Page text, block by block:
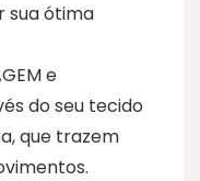
sua ótima
e
do seu tecido
que trazem